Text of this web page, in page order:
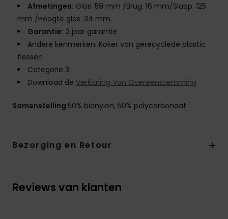
Afmetingen: Glas: 59 mm /Brug: 16 mm/Slaap: 125
mm /Hoogte glas: 34 mm.
Garantie: 2 jaar garantie
Andere kenmerken: Koker van gerecyclede plastic
flessen
Categorie 3
Download de Verklaring Van Overeenstemming
Samenstelling 50% bionylon, 50% polycarbonaat
Bezorging en Retour
Reviews van klanten